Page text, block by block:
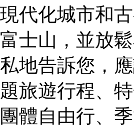
代化城市和
士山，並放
地告訴您，
旅遊行程、
體自由行、